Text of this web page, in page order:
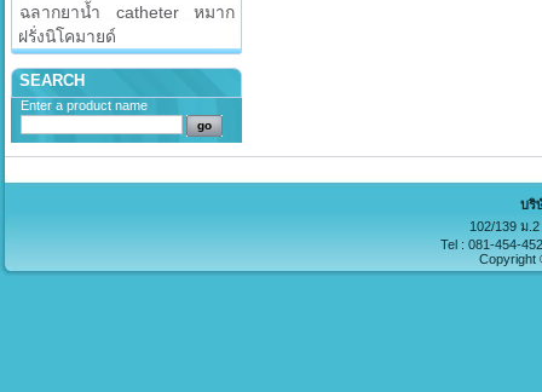
ฉลากยาน้ำ
catheter
หมาก
ฝรั่งนิโคมายด์
SEARCH
Enter a product name
บริ
102/139 ม
Tel : 081-454-
Copyright